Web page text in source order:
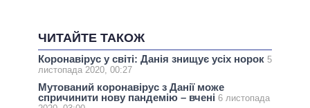
ЧИТАЙТЕ ТАКОЖ
Коронавірус у світі: Данія знищує усіх норок 5
листопада 2020, 00:27
Мутований коронавірус з Данії може
спричинити нову пандемію – вчені 6 листопада